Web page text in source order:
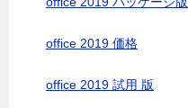
office 2019 価格
office 2019 試用 版